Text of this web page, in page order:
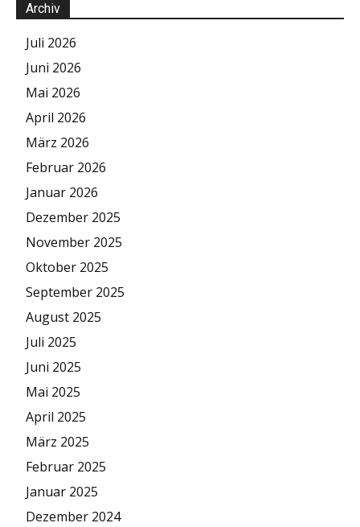
Archiv
Juli 2026
Juni 2026
Mai 2026
April 2026
März 2026
Februar 2026
Januar 2026
Dezember 2025
November 2025
Oktober 2025
September 2025
August 2025
Juli 2025
Juni 2025
Mai 2025
April 2025
März 2025
Februar 2025
Januar 2025
Dezember 2024